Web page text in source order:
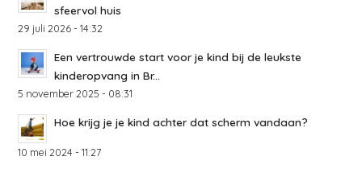
sfeervol huis
29 juli 2026 - 14:32
Een vertrouwde start voor je kind bij de leukste
kinderopvang in Br...
5 november 2025 - 08:31
Hoe krijg je je kind achter dat scherm vandaan?
10 mei 2024 - 11:27